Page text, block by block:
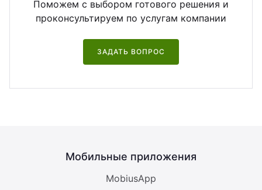
Поможем с выбором готового решения и
проконсультируем по услугам компании
ЗАДАТЬ ВОПРОС
Мобильные приложения
MobiusApp